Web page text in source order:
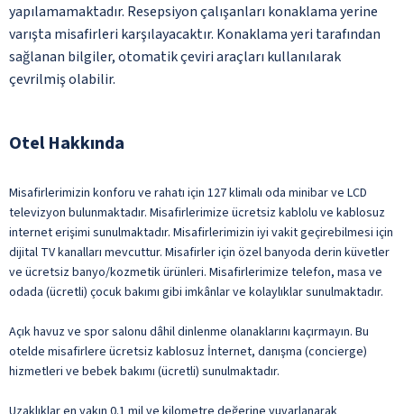
yapılamamaktadır. Resepsiyon çalışanları konaklama yerine
varışta misafirleri karşılayacaktır. Konaklama yeri tarafından
sağlanan bilgiler, otomatik çeviri araçları kullanılarak
çevrilmiş olabilir.
Otel Hakkında
Misafirlerimizin konforu ve rahatı için 127 klimalı oda minibar ve LCD
televizyon bulunmaktadır. Misafirlerimize ücretsiz kablolu ve kablosuz
internet erişimi sunulmaktadır. Misafirlerimizin iyi vakit geçirebilmesi için
dijital TV kanalları mevcuttur. Misafirler için özel banyoda derin küvetler
ve ücretsiz banyo/kozmetik ürünleri. Misafirlerimize telefon, masa ve
odada (ücretli) çocuk bakımı gibi imkânlar ve kolaylıklar sunulmaktadır.
Açık havuz ve spor salonu dâhil dinlenme olanaklarını kaçırmayın. Bu
otelde misafirlere ücretsiz kablosuz İnternet, danışma (concierge)
hizmetleri ve bebek bakımı (ücretli) sunulmaktadır.